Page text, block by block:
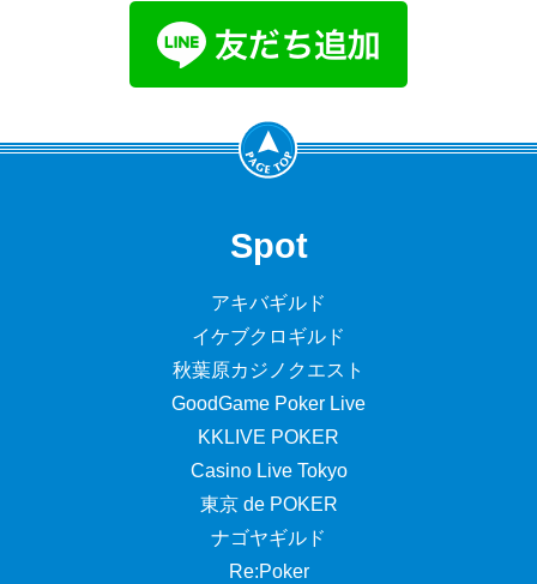
Spot
アキバギルド
イケブクロギルド
秋葉原カジノクエスト
GoodGame Poker Live
KKLIVE POKER
Casino Live Tokyo
東京 de POKER
ナゴヤギルド
Re:Poker